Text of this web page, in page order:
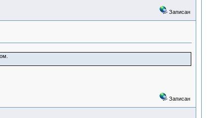
Записан
Записан